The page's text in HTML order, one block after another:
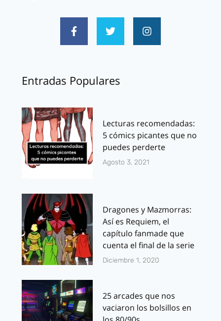
Entradas Populares
Lecturas recomendadas:
5 cómics picantes que no
puedes perderte
Agosto 3, 2021
Dragones y Mazmorras:
Así es Requiem, el
capítulo fanmade que
cuenta el final de la serie
Diciembre 1, 2020
25 arcades que nos
vaciaron los bolsillos en